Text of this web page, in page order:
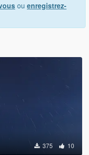
ou enregistrez-
375 10